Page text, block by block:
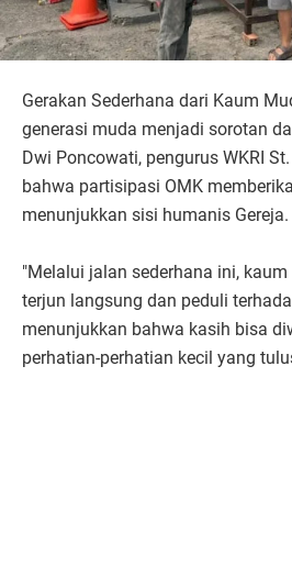
Gerakan Sederhana dari Kaum
generasi muda menjadi sorotan
Dwi Poncowati, pengurus WKRI
bahwa partisipasi OMK
menunjukkan sisi humanis Gereja.
"Melalui jalan sederhana ini,
terjun langsung dan peduli
menunjukkan bahwa kasih bisa
perhatian-perhatian kecil yang